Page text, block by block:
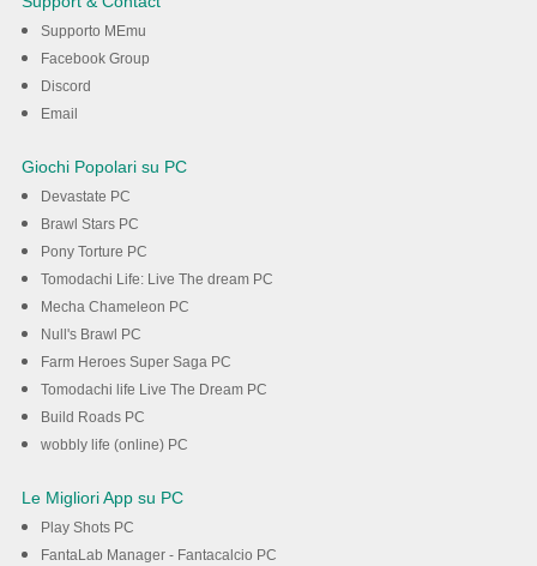
Supporto MEmu
Facebook Group
Discord
Email
Giochi Popolari su PC
Devastate PC
Brawl Stars PC
Pony Torture PC
Tomodachi Life: Live The dream PC
Mecha Chameleon PC
Null's Brawl PC
Farm Heroes Super Saga PC
Tomodachi life Live The Dream PC
Build Roads PC
wobbly life (online) PC
Le Migliori App su PC
Play Shots PC
FantaLab Manager - Fantacalcio PC